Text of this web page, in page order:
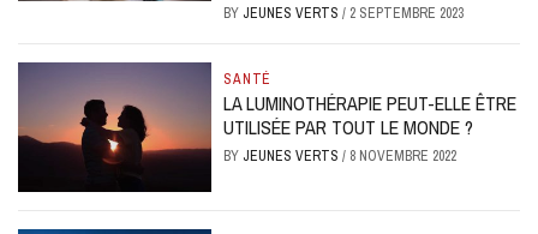
BY JEUNES VERTS/ 2 SEPTEMBRE 2023
SANTÉ
LA LUMINOTHÉRAPIE PEUT-ELLE ÊTRE
UTILISÉE PAR TOUT LE MONDE ?
BY JEUNES VERTS/ 8 NOVEMBRE 2022